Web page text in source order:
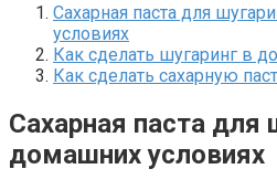
Сахарная паста для
условиях
Как сделать шугаринг в
Как сделать сахарную
Сахарная паста для
домашних условиях